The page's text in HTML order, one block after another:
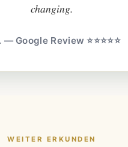
changing.
— Google Review ⭐⭐⭐⭐⭐
WEITER ERKUNDEN